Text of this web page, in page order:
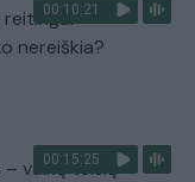
00:10:21
nereiškia?
00:15:25
– vaikų teisių